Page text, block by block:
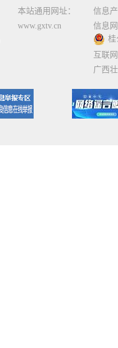
本站通用网址：
www.gxtv.cn
信息
信息
桂
互联
广西